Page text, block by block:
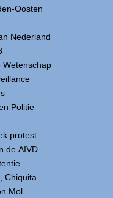
Oosten
Nederland
Wetenschap
Politie
protest
de AIVD
Chiquita
Mol